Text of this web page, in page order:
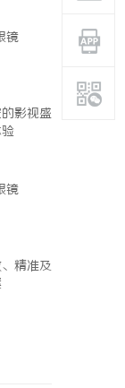
镜
影视盛
镜
精准及